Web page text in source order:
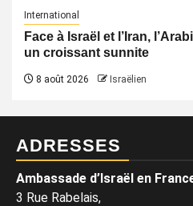
International
Face à Israël et l’Iran,
un croissant sunnite
8 août 2026 Israëlien
ADRESSES
Ambassade d’Israël en
3 Rue Rabelais,